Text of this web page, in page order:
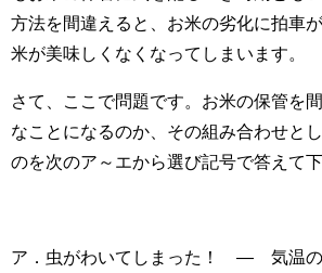
方法を間違えると、お米の劣化に拍車
米が美味しくなくなってしまいます。
さて、ここで問題です。お米の保管を
なことになるのか、その組み合わせと
のを次のア～エから選び記号で答えて下
ア．虫がわいてしまった！ ― 気温の